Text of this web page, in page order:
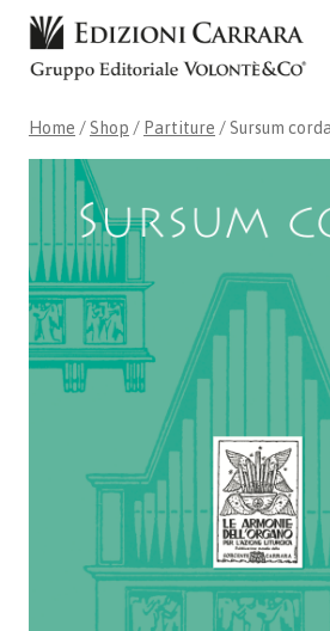
Skip
content
Home / Shop / Partiture / Sursum